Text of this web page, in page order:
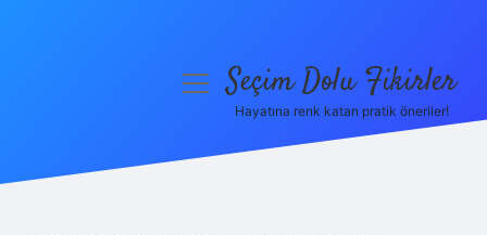
menüyüSeçim Dolu Fikirler
Hayatına renk katan pratik öneriler!